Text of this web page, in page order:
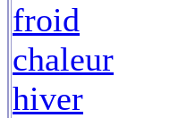
froid
chaleur
hiver